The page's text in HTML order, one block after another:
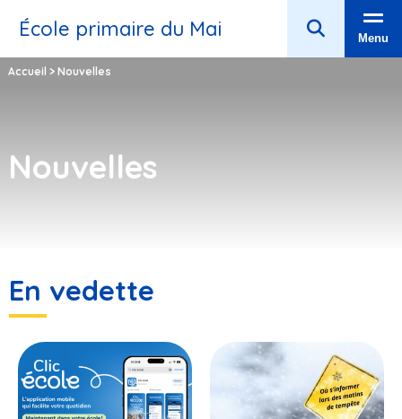
École primaire du Mai Menu
Accueil > Nouvelles
Nouvelles
En vedette